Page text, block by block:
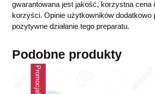
gwarantowana jest jakość, korzystna cena
korzyści. Opinie użytkowników dodatkowo
pozytywne działanie tego preparatu.
Podobne produkty
Promocja!